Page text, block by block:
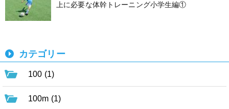
上に必要な体幹トレーニング小学生編①
カテゴリー
100 (1)
100m (1)